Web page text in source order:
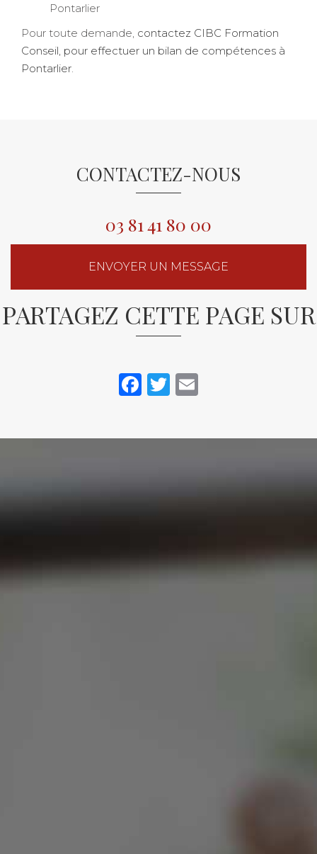
Pontarlier
Pour toute demande, contactez CIBC Formation
Conseil, pour effectuer un bilan de compétences à
Pontarlier
CONTACTEZ-NOUS
03 81 41 80 00
ENVOYER UN MESSAGE
PARTAGEZ CETTE PAGE SUR
Facebook
Twitter